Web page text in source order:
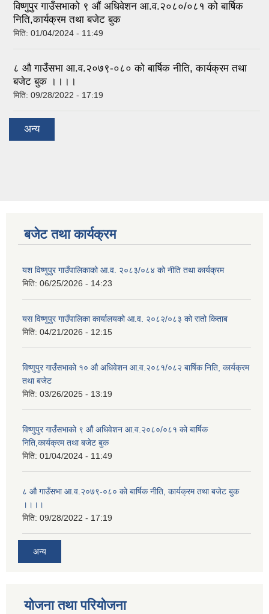
विष्णुपुर गाउँसभाको ९ औं अधिवेशन आ.व.२०८०/०८१ को बार्षिक
निति,कार्यक्रम तथा बजेट बुक
मिति: 01/04/2024 - 11:49
८ औ गाउँसभा आ.व.२०७९-०८० को बार्षिक नीति, कार्यक्रम तथा
बजेट बुक ।।।।
मिति: 09/28/2022 - 17:19
अन्य
बजेट तथा कार्यक्रम
यश विष्णुपुर गाउँपालिकाको आ.व. २०८३/०८४ को नीति तथा कार्यक्रम
मिति: 06/25/2026 - 14:23
यस विष्णुपुर गाउँपालिका कार्यालयको आ.व. २०८२/०८३ को रातो किताब
मिति: 04/21/2026 - 12:15
विष्णुपुर गाउँसभाको १० औ अधिवेशन आ.व.२०८१/०८२ बार्षिक निति, कार्यक्रम
तथा बजेट
मिति: 03/26/2025 - 13:19
विष्णुपुर गाउँसभाको ९ औं अधिवेशन आ.व.२०८०/०८१ को बार्षिक
निति,कार्यक्रम तथा बजेट बुक
मिति: 01/04/2024 - 11:49
८ औ गाउँसभा आ.व.२०७९-०८० को बार्षिक नीति, कार्यक्रम तथा बजेट बुक
।।।।
मिति: 09/28/2022 - 17:19
अन्य
योजना तथा परियोजना